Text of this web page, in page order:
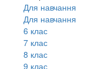
Для навчання
Для навчання
6 клас
7 клас
8 клас
9 клас